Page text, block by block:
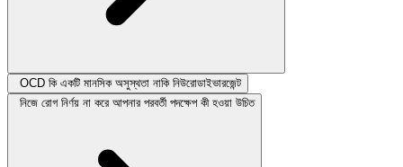
OCD কি একটি মানসিক অসুস্থতা নাকি নিউরোডাইভারজেন্ট
নিজে রোগ নির্ণয় না করে আপনার পরবর্তী পদক্ষেপ কী হওয়া উচিত